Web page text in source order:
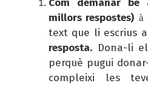
Com demanar
millors respostes) à
text que li escrius
resposta. Dona-li
perquè pugui
compleixi les